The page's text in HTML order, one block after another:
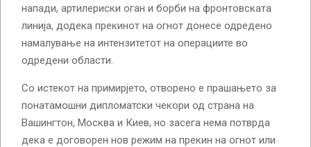
напади, артилериски оган и борби на фронтовската
линија, додека прекинот на огнот донесе одредено
намалување на интензитетот на операциите во
одредени области.
Со истекот на примирјето, отворено е прашањето за
понатамошни дипломатски чекори од страна на
Вашингтон, Москва и Киев, но засега нема потврда
дека е договорен нов режим на прекин на огнот или